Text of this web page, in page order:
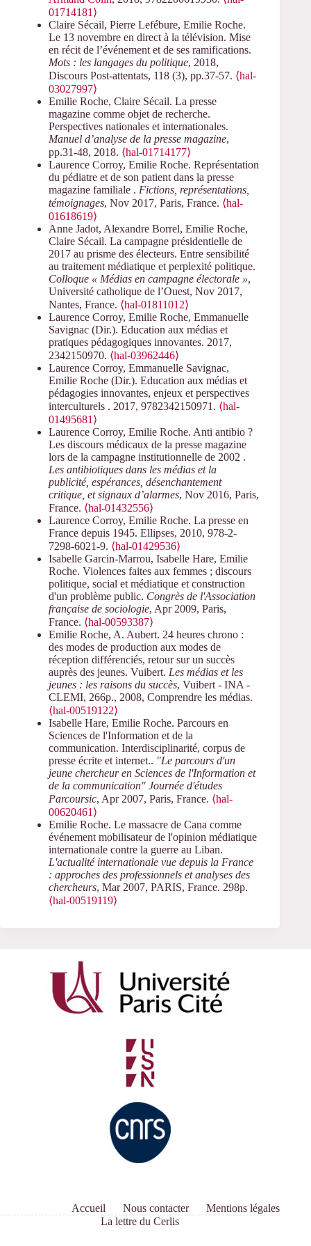
01714181⟩
Claire Sécail, Pierre Lefébure, Emilie Roche.
Le 13 novembre en direct à la télévision. Mise
en récit de l’événement et de ses ramifications.
Mots : les langages du politique, 2018,
Discours Post-attentats, 118 (3), pp.37-57. ⟨hal-
03027997⟩
Emilie Roche, Claire Sécail. La presse
magazine comme objet de recherche.
Perspectives nationales et internationales.
Manuel d’analyse de la presse magazine,
pp.31-48, 2018. ⟨hal-01714177⟩
Laurence Corroy, Emilie Roche. Représentation
du pédiatre et de son patient dans la presse
magazine familiale . Fictions, représentations,
témoignages, Nov 2017, Paris, France. ⟨hal-
01618619⟩
Anne Jadot, Alexandre Borrel, Emilie Roche,
Claire Sécail. La campagne présidentielle de
2017 au prisme des électeurs. Entre sensibilité
au traitement médiatique et perplexité politique.
Colloque « Médias en campagne électorale »,
Université catholique de l’Ouest, Nov 2017,
Nantes, France. ⟨hal-01811012⟩
Laurence Corroy, Emilie Roche, Emmanuelle
Savignac (Dir.). Education aux médias et
pratiques pédagogiques innovantes. 2017,
2342150970. ⟨hal-03962446⟩
Laurence Corroy, Emmanuelle Savignac,
Emilie Roche (Dir.). Education aux médias et
pédagogies innovantes, enjeux et perspectives
interculturels . 2017, 9782342150971. ⟨hal-
01495681⟩
Laurence Corroy, Emilie Roche. Anti antibio ?
Les discours médicaux de la presse magazine
lors de la campagne institutionnelle de 2002 .
Les antibiotiques dans les médias et la
publicité, espérances, désenchantement
critique, et signaux d’alarmes, Nov 2016, Paris,
France. ⟨hal-01432556⟩
Laurence Corroy, Emilie Roche. La presse en
France depuis 1945. Ellipses, 2010, 978-2-
7298-6021-9. ⟨hal-01429536⟩
Isabelle Garcin-Marrou, Isabelle Hare, Emilie
Roche. Violences faites aux femmes ; discours
politique, social et médiatique et construction
d'un problème public. Congrès de l'Association
française de sociologie, Apr 2009, Paris,
France. ⟨hal-00593387⟩
Emilie Roche, A. Aubert. 24 heures chrono :
des modes de production aux modes de
réception différenciés, retour sur un succès
auprès des jeunes. Vuibert. Les médias et les
jeunes : les raisons du succès, Vuibert - INA -
CLEMI, 266p., 2008, Comprendre les médias.
⟨hal-00519122⟩
Isabelle Hare, Emilie Roche. Parcours en
Sciences de l'Information et de la
communication. Interdisciplinarité, corpus de
presse écrite et internet.. "Le parcours d'un
jeune chercheur en Sciences de l'Information et
de la communication" Journée d'études
Parcoursic, Apr 2007, Paris, France. ⟨hal-
00620461⟩
Emilie Roche. Le massacre de Cana comme
événement mobilisateur de l'opinion médiatique
internationale contre la guerre au Liban.
L'actualité internationale vue depuis la France
: approches des professionnels et analyses des
chercheurs, Mar 2007, PARIS, France. 298p.
⟨hal-00519119⟩
Accueil Nous contacter
Mentions légales
La lettre du Cerlis